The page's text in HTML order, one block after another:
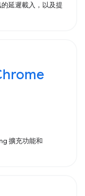
延遲載入，以及提
擴充功能和